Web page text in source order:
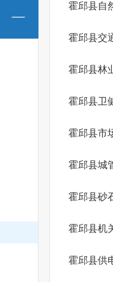
霍邱县自
霍邱县交
霍邱县林
霍邱县卫
霍邱县市
霍邱县城
霍邱县砂
霍邱县机
霍邱县供